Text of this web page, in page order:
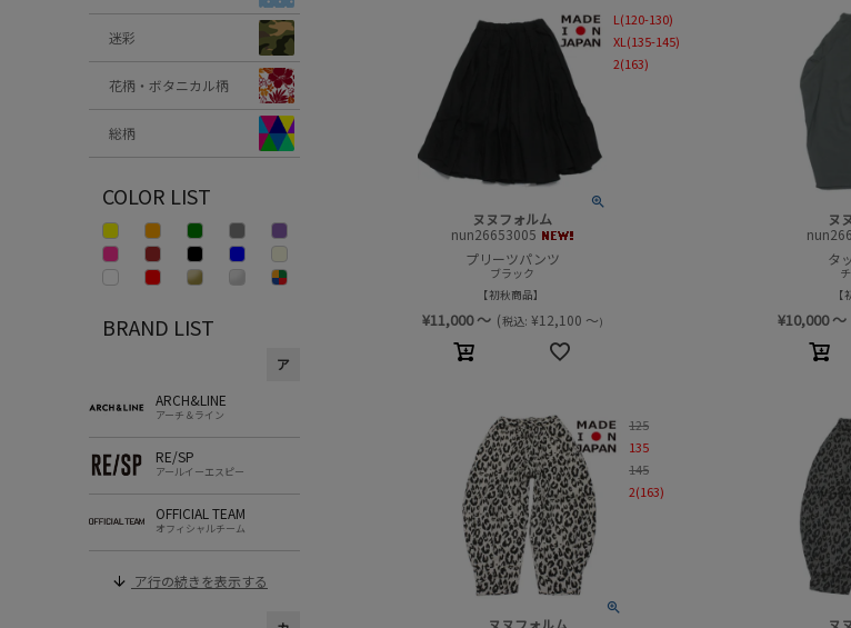
迷彩
花柄・ボタニカル柄
総柄
COLOR LIST
BRAND LIST
ア
ARCH&LINE
アーチ＆ライン
RE/SP
アールイーエスピー
OFFICIAL TEAM
オフィシャルチーム
ア行の続きを表示する
ヌヌフォルム
nun26653005
プリーツパンツ
ブラック
初秋商品
¥11,000～ (税込: ¥12,100 ～)
L(120-130)
XL(135-145)
2(163)
ヌ
タ
¥10,000～
ヌヌフォルム
125
135
145
2(163)
ヌ